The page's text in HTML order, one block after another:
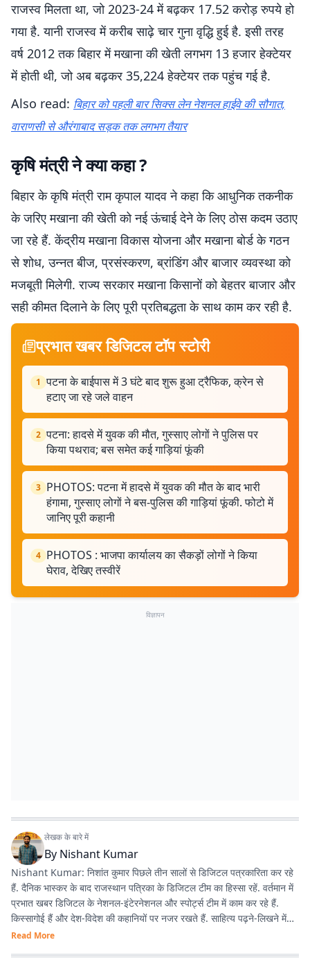
राजस्व मिलता था, जो 2023-24 में बढ़कर 17.52 करोड़ रुपये हो
गया है. यानी राजस्व में करीब साढ़े चार गुना वृद्धि हुई है. इसी तरह
वर्ष 2012 तक बिहार में मखाना की खेती लगभग 13 हजार हेक्टेयर
में होती थी, जो अब बढ़कर 35,224 हेक्टेयर तक पहुंच गई है.
Also read: बिहार को पहली बार सिक्स लेन नेशनल हाईवे की सौगात,
वाराणसी से औरंगाबाद सड़क तक लगभग तैयार
कृषि मंत्री ने क्या कहा ?
बिहार के कृषि मंत्री राम कृपाल यादव ने कहा कि आधुनिक तकनीक
के जरिए मखाना की खेती को नई ऊंचाई देने के लिए ठोस कदम उठाए
जा रहे हैं. केंद्रीय मखाना विकास योजना और मखाना बोर्ड के गठन
से शोध, उन्नत बीज, प्रसंस्करण, ब्रांडिंग और बाजार व्यवस्था को
मजबूती मिलेगी. राज्य सरकार मखाना किसानों को बेहतर बाजार और
सही कीमत दिलाने के लिए पूरी प्रतिबद्धता के साथ काम कर रही है.
प्रभात खबर डिजिटल टॉप स्टोरी
1 पटना के बाईपास में 3 घंटे बाद शुरू हुआ ट्रैफिक, क्रेन से
हटाए जा रहे जले वाहन
2 पटना: हादसे में युवक की मौत, गुस्साए लोगों ने पुलिस पर
किया पथराव; बस समेत कई गाड़ियां फूंकी
3 PHOTOS: पटना में हादसे में युवक की मौत के बाद भारी
हंगामा, गुस्साए लोगों ने बस-पुलिस की गाड़ियां फूंकी. फोटो में
जानिए पूरी कहानी
4 PHOTOS : भाजपा कार्यालय का सैकड़ों लोगों ने किया
घेराव, देखिए तस्वीरें
विज्ञापन
लेखक के बारे में
By Nishant Kumar
Nishant Kumar: निशांत कुमार पिछले तीन सालों से डिजिटल पत्रकारिता कर रहे
हैं. दैनिक भास्कर के बाद राजस्थान पत्रिका के डिजिटल टीम का हिस्सा रहें. वर्तमान में
प्रभात खबर डिजिटल के नेशनल-इंटेरनेशनल और स्पोर्ट्स टीम में काम कर रहे हैं.
किस्सागोई हैं और देश-विदेश की कहानियों पर नजर रखते हैं. साहित्य पढ़ने-लिखने में
रुचि है.
Read More